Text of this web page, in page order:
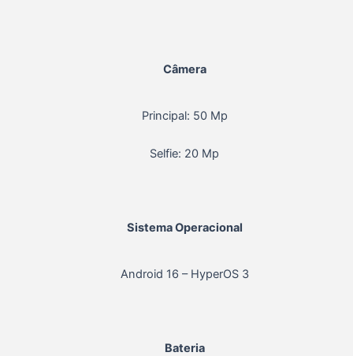
Câmera
Principal: 50 Mp
Selfie: 20 Mp
Sistema Operacional
Android 16 – HyperOS 3
Bateria